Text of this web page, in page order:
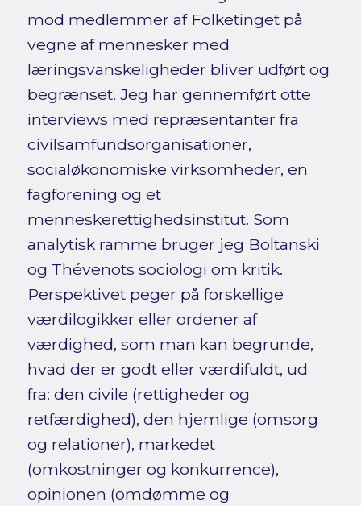
mod medlemmer af Folketinget på
vegne af mennesker med
læringsvanskeligheder bliver udført og
begrænset. Jeg har gennemført otte
interviews med repræsentanter fra
civilsamfundsorganisationer,
socialøkonomiske virksomheder, en
fagforening og et
menneskerettighedsinstitut. Som
analytisk ramme bruger jeg Boltanski
og Thévenots sociologi om kritik.
Perspektivet peger på forskellige
værdilogikker eller ordener af
værdighed, som man kan begrunde,
hvad der er godt eller værdifuldt, ud
fra: den civile (rettigheder og
retfærdighed), den hjemlige (omsorg
og relationer), markedet
(omkostninger og konkurrence),
opinionen (omdømme og